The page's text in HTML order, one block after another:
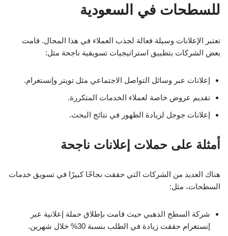
للسطحات في السعودية
تعتبر الإعلانات وسيلة فعالة لجذب العملاء في هذا المجال. قامت
بعض الشركات بتطبيق استراتيجيات تسويقية ناجحة مثل:
إعلانات عبر وسائل التواصل الاجتماعي مثل تويتر وإنستغرام.
تقديم عروض خاصة لعملاء الخدمات المتكررة.
إعلانات جوجل لزيادة الظهور في نتائج البحث.
أمثلة على حملات إعلانات ناجحة
هناك العديد من الشركات التي حققت نجاحًا كبيرًا في تسويق خدمات
السطحات، مثل:
شركة السطح الذهبي حيث قامت بإطلاق حملة إعلانية عبر
إنستغرام حققت زيادة في الطلب بنسبة 30% خلال شهرين.